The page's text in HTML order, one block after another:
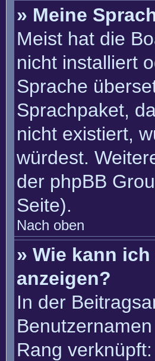
» Meine
Meist hat die
nicht installiert
Sprache
Sprachpaket,
nicht existiert,
würdest.
der phpBB
Seite).
Nach oben
» Wie kann
anzeigen?
In der
Rang